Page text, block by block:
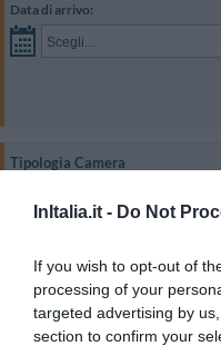
InItalia.it - Do Not
If you wish to opt-out of
processing of your
targeted advertising by
section to confirm your
Data di arrivo:
Scegli...
Tipologia Camera
Appartamento con Vista
Persone - Mansarda con 2
Letto con Balcone